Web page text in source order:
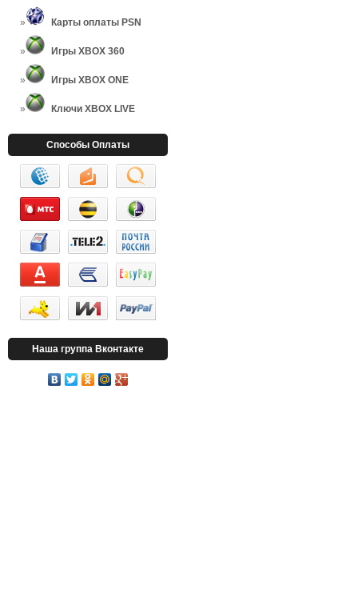
Карты оплаты PSN
Игры XBOX 360
Игры XBOX ONE
Ключи XBOX LIVE
Способы Оплаты
Наша группа Вконтакте